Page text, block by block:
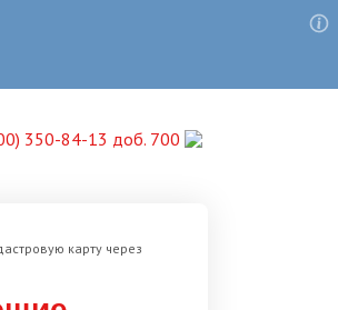
350-84-13 доб. 700
карту через